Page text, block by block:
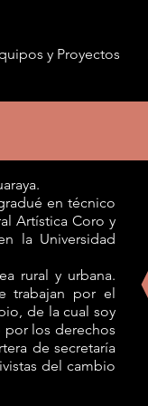
y Proyectos
en técnico
Artística Coro y
la Universidad
rural y urbana.
trabajan por el
de la cual soy
por los derechos
de secretaría
del cambio